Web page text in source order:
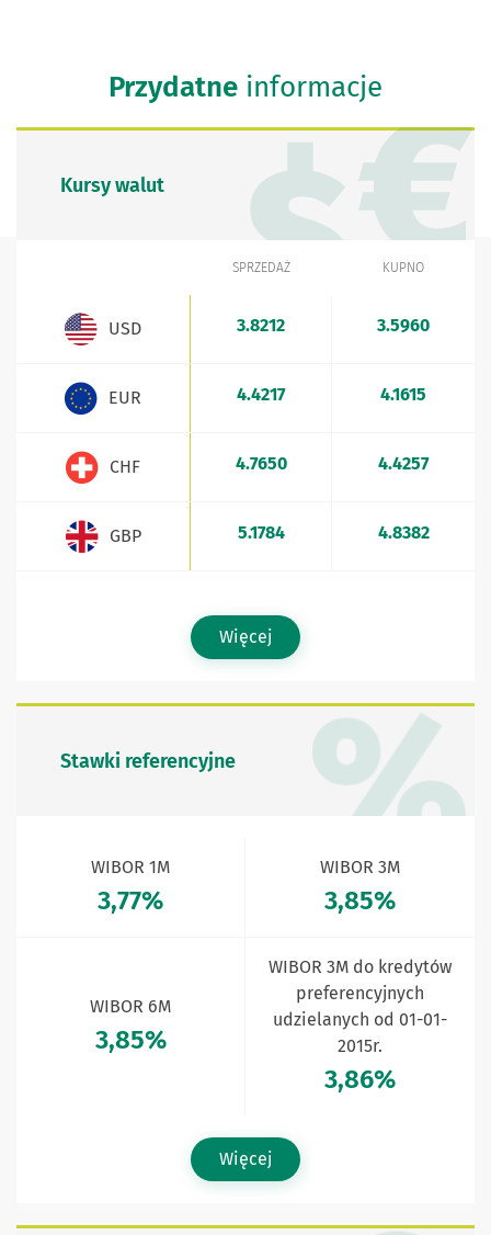
Przydatne informacje
Kursy walut
SPRZEDAŻ KUPNO
USD 3.8212 3.5960
EUR 4.4217 4.1615
CHF 4.7650 4.4257
GBP 5.1784 4.8382
Więcej
Stawki referencyjne
WIBOR 1M
3,77%
WIBOR 3M
3,85%
WIBOR 6M
3,85%
WIBOR 3M do kredytów
preferencyjnych
udzielanych od 01-01-
2015r.
3,86%
Więcej